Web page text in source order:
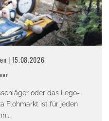
| 15.08.2026
oder das Lego-
Flohmarkt ist für jeden
...